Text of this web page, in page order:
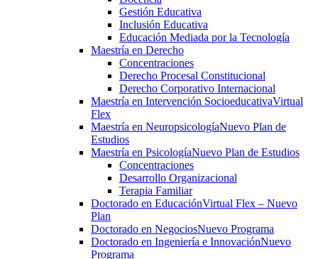
Gestión Educativa
Inclusión Educativa
Educación Mediada por la Tecnología
Maestría en Derecho
Concentraciones
Derecho Procesal Constitucional
Derecho Corporativo Internacional
Maestría en Intervención SocioeducativaVirtual
Flex
Maestría en NeuropsicologíaNuevo Plan de
Estudios
Maestría en PsicologíaNuevo Plan de Estudios
Concentraciones
Desarrollo Organizacional
Terapia Familiar
Doctorado en EducaciónVirtual Flex – Nuevo
Plan
Doctorado en NegociosNuevo Programa
Doctorado en Ingeniería e InnovaciónNuevo
Programa